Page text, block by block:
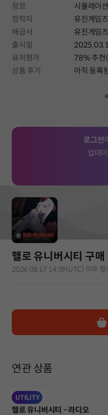
장르 시뮬레이
창작자
유진게임즈
배급사
유진게임즈
출시일
유저평가
78% 추천
상품 후기
아직 등록
로그인
업데
헬로 유니버시티 구매
2026.08.17 14:59(UTC) 이후 할
연관 상품
UTILITY
헬로 유니버시티 - 라디오